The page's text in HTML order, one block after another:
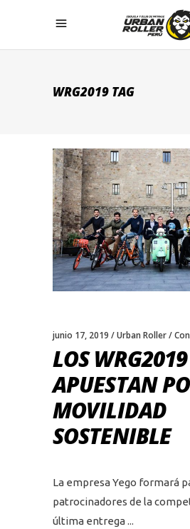
WRG2019 TAG
junio 17, 2019 Urban Roller
LOS
APUESTAN
MOVILIDAD
SOSTENIBLE
La empresa Yego formará
patrocinadores de la
última entrega